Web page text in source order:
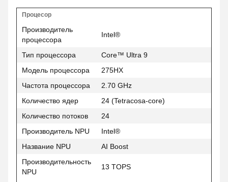
Процесор
Производитель
процессора
Intel®
Тип процессора
Core™ Ultra 9
Модель процессора
275HX
Частота процессора
2.70 GHz
Количество ядер
24 (Tetracosa-core)
Количество потоков
24
Производитель NPU
Intel®
Название NPU
AI Boost
Производительность
NPU
13 TOPS